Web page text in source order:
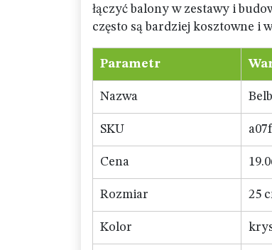
łączyć balony w zestawy i
często są bardziej kosztowne i
Parametr
Nazwa
SKU
Cena
Rozmiar 25
Kolor